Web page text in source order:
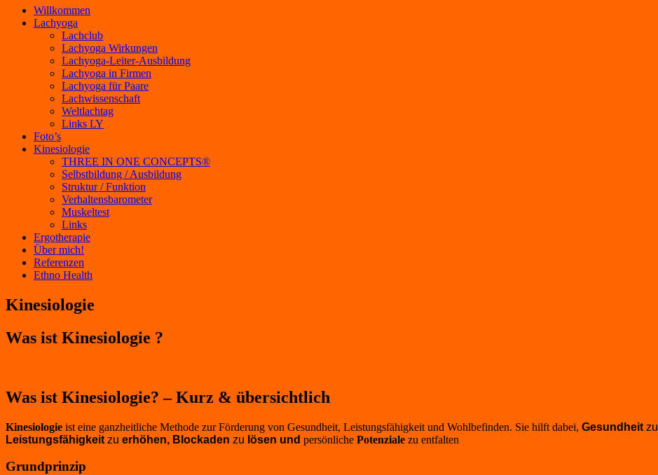
Willkommen
Lachyoga
Lachclub
Lachyoga Wirkungen
Lachyoga-Leiter-Ausbildung
Lachyoga in Firmen
Lachyoga für Paare
Lachwissenschaft
Weltlachtag
Links LY
Foto’s
Kinesiologie
THREE IN ONE CONCEPTS®
Selbstbildung / Ausbildung
Struktur / Funktion
Verhaltensbarometer
Muskeltest
Links
Ergotherapie
Über mich!
Referenzen
Ethno Health
Kinesiologie
Was ist Kinesiologie ?
Was ist Kinesiologie? – Kurz & übersichtlich
Kinesiologie ist eine ganzheitliche Methode zur Förderung von Gesundheit, Leistungsfähigkeit und Wohlbefinden. Sie hilft dabei, Gesundheit zu
Leistungsfähigkeit zu erhöhen, Blockaden zu lösen und persönliche Potenziale zu entfalten
Grundprinzip